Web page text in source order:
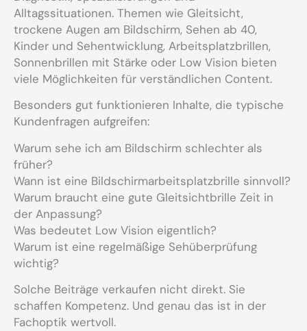
Alltagssituationen. Themen wie Gleitsicht,
trockene Augen am Bildschirm, Sehen ab 40,
Kinder und Sehentwicklung, Arbeitsplatzbrillen,
Sonnenbrillen mit Stärke oder Low Vision bieten
viele Möglichkeiten für verständlichen Content.
Besonders gut funktionieren Inhalte, die typische
Kundenfragen aufgreifen:
Warum sehe ich am Bildschirm schlechter als
früher?
Wann ist eine Bildschirmarbeitsplatzbrille sinnvoll?
Warum braucht eine gute Gleitsichtbrille Zeit in
der Anpassung?
Was bedeutet Low Vision eigentlich?
Warum ist eine regelmäßige Sehüberprüfung
wichtig?
Solche Beiträge verkaufen nicht direkt. Sie
schaffen Kompetenz. Und genau das ist in der
Fachoptik wertvoll.